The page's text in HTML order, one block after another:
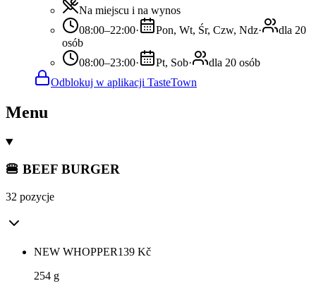
Na miejscu i na wynos
08:00–22:00· Pon, Wt, Śr, Czw, Ndz·
dla 20
osób
08:00–23:00· Pt, Sob·
dla 20 osób
Odblokuj w aplikacji TasteTown
Menu
🍔 BEEF BURGER
32 pozycje
NEW WHOPPER139 Kč
254 g